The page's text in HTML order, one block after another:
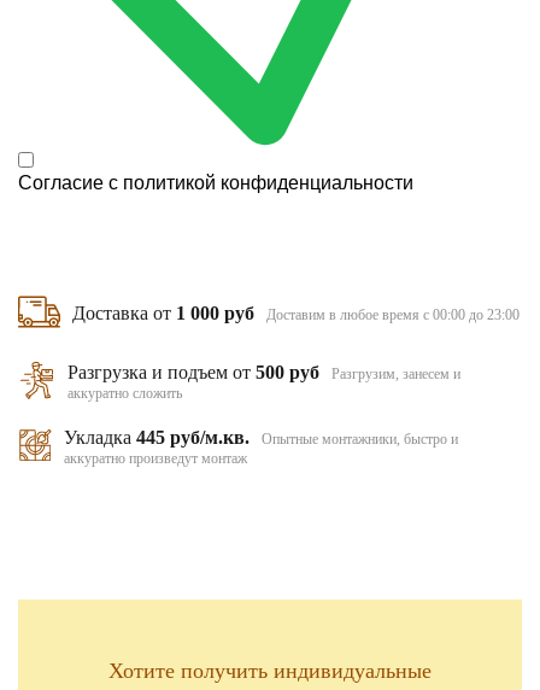
Согласие с политикой конфиденциальности
Доставка от 1 000 руб Доставим в любое время с 00:00 до 23:00
Разгрузка и подъем от500 руб
Разгрузим, занесем и
аккуратно сложить
Укладка 445 руб/м.кв.
Опытные монтажники, быстро и
аккуратно произведут монтаж
Хотите получить индивидуальные